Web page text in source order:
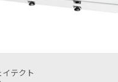
株式会社ジェイテクト